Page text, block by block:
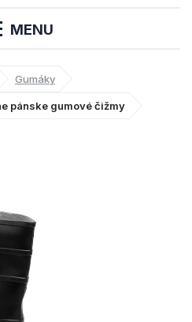
MENU
Gumáky
pánske gumové čižmy